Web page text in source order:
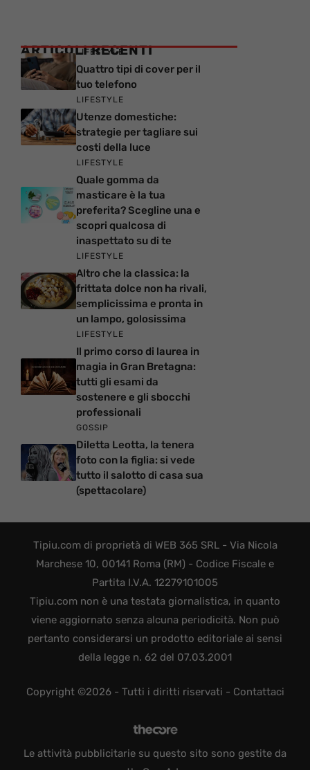
ARTICOLI RECENTI
LIFESTYLE
Quattro tipi di cover per il
tuo telefono
LIFESTYLE
Utenze domestiche:
strategie per tagliare sui
costi della luce
LIFESTYLE
Quale gomma da
masticare è la tua
preferita? Scegline una e
scopri qualcosa di
inaspettato su di te
LIFESTYLE
Altro che la classica: la
frittata dolce non ha rivali,
semplicissima e pronta in
un lampo, golosissima
LIFESTYLE
Il primo corso di laurea in
magia in Gran Bretagna:
tutti gli esami da
sostenere e gli sbocchi
professionali
GOSSIP
Diletta Leotta, la tenera
foto con la figlia: si vede
tutto il salotto di casa sua
(spettacolare)
Tipiu.com di proprietà di WEB 365 SRL - Via Nicola
Marchese 10, 00141 Roma (RM) - Codice Fiscale e
Partita I.V.A. 12279101005
Tipiu.com non è una testata giornalistica, in quanto
viene aggiornato senza alcuna periodicità. Non può
pertanto considerarsi un prodotto editoriale ai sensi
della legge n. 62 del 07.03.2001
Copyright ©2026 - Tutti i diritti riservati - Contattaci
Le attività pubblicitarie su questo sito sono gestite da